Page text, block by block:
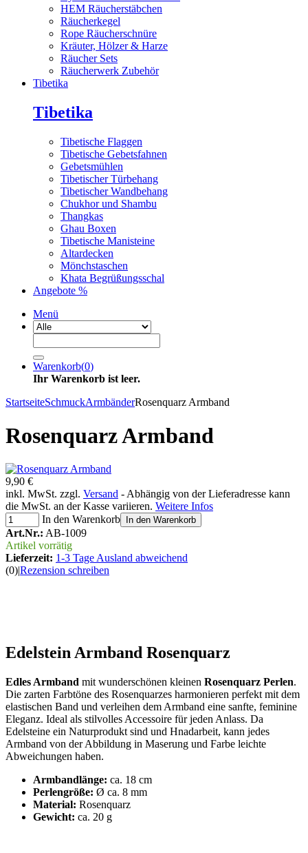
HEM Räucherstäbchen
Räucherkegel
Rope Räucherschnüre
Kräuter, Hölzer & Harze
Räucher Sets
Räucherwerk Zubehör
Tibetika
Tibetika
Tibetische Flaggen
Tibetische Gebetsfahnen
Gebetsmühlen
Tibetischer Türbehang
Tibetischer Wandbehang
Chukhor und Shambu
Thangkas
Ghau Boxen
Tibetische Manisteine
Altardecken
Mönchstaschen
Khata Begrüßungsschal
Angebote %
Menü
Warenkorb(0)
Ihr Warenkorb ist leer.
StartseiteSchmuckArmbänderRosenquarz Armband
Rosenquarz Armband
9,90 €
inkl. MwSt. zzgl. Versand - Abhängig von der Lieferadresse kann
die MwSt. an der Kasse variieren. Weitere Infos
In den Warenkorb
In den Warenkorb
Art.Nr.: AB-1009
Artikel vorrätig
Lieferzeit: 1-3 Tage Ausland abweichend
(0)|Rezension schreiben
Edelstein Armband Rosenquarz
Edles Armband mit wunderschönen kleinen Rosenquarz Perlen.
Die zarten Farbtöne des Rosenquarzes harmonieren perfekt mit dem
elastischen Band und verleihen dem Armband eine sanfte, feminine
Eleganz. Ideal als stilvolles Accessoire für jeden Anlass. Da
Edelsteine ein Naturprodukt sind und Hnadarbeit, kann jedes
Armband von der Abbildung in Maserung und Farbe leichte
Abweichungen haben.
Armbandlänge: ca. 18 cm
Perlengröße: Ø ca. 8 mm
Material: Rosenquarz
Gewicht: ca. 20 g